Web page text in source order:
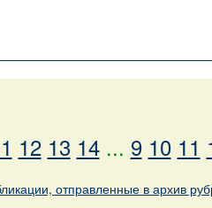
12 13 14... 9 10 11
отправленные в архив